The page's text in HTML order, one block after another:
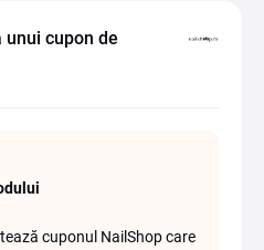
cupon de
cuponul NailShop care